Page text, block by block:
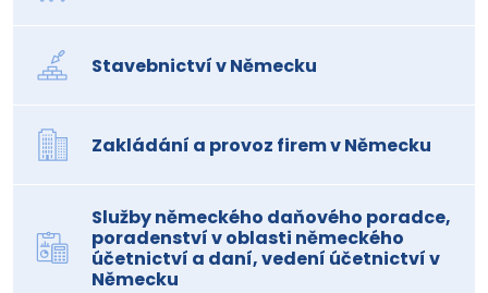
Stavebnictví v Německu
Zakládání a provoz firem v Německu
Služby německého daňového poradce,
poradenství v oblasti německého
účetnictví a daní, vedení účetnictví v
Německu